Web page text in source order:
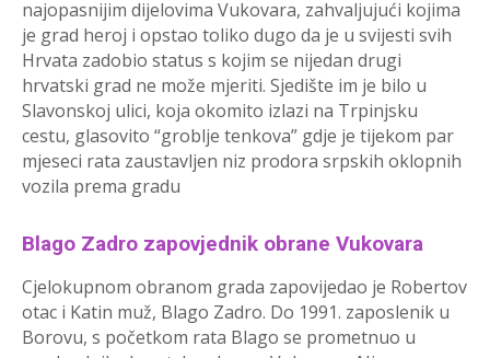
najopasnijim dijelovima Vukovara, zahvaljujući kojima
je grad heroj i opstao toliko dugo da je u svijesti svih
Hrvata zadobio status s kojim se nijedan drugi
hrvatski grad ne može mjeriti. Sjedište im je bilo u
Slavonskoj ulici, koja okomito izlazi na Trpinjsku
cestu, glasovito “groblje tenkova” gdje je tijekom par
mjeseci rata zaustavljen niz prodora srpskih oklopnih
vozila prema gradu
Blago Zadro zapovjednik obrane Vukovara
Cjelokupnom obranom grada zapovijedao je Robertov
otac i Katin muž, Blago Zadro. Do 1991. zaposlenik u
Borovu, s početkom rata Blago se prometnuo u